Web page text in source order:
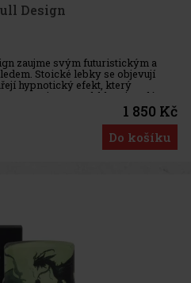
Design
zaujme svým futuristickým a
Stoické lebky se objevují
hypnotický efekt, který
540 Fusion – ta obklopuje celý
1 850 Kč
Do košíku